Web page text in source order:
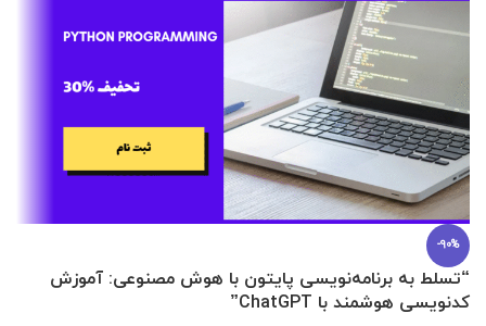
-90%
“تسلط به برنامه‌نویسی پایتون با هوش مصنوعی: آموزش
کدنویسی هوشمند با ChatGPT”